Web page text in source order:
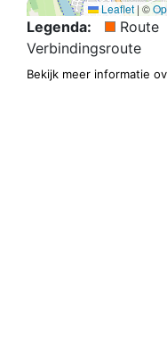
Leaflet | ©
Legenda: Route
Verbindingsroute
Bekijk meer informatie